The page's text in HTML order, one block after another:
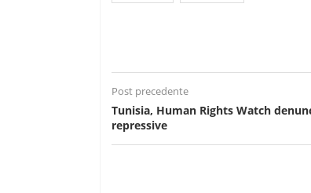
Post precedente
Tunisia, Human Rights Watch
repressive